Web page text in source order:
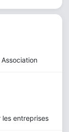
les entreprises